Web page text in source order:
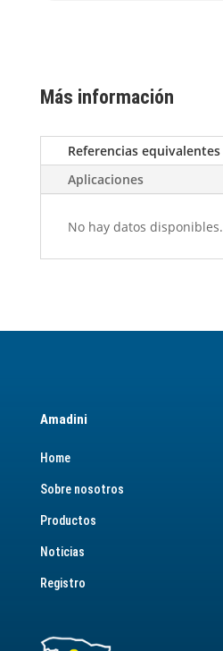
Más información
Referencias equivalentes
Aplicaciones
No hay datos disponibles.
Amadini
Home
Sobre nosotros
Productos
Noticias
Registro